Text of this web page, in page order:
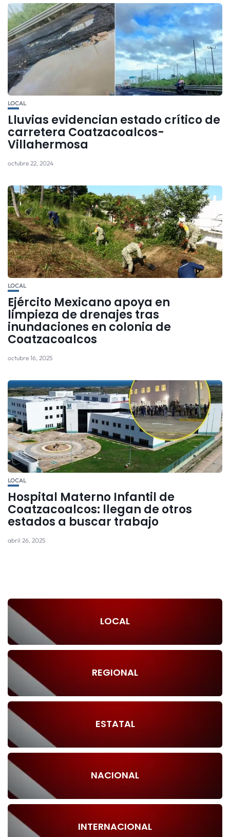
LOCAL
Lluvias evidencian estado crítico de
carretera Coatzacoalcos-
Villahermosa
octubre 22, 2024
LOCAL
Ejército Mexicano apoya en
limpieza de drenajes tras
inundaciones en colonia de
Coatzacoalcos
octubre 16, 2025
LOCAL
Hospital Materno Infantil de
Coatzacoalcos: llegan de otros
estados a buscar trabajo
abril 26, 2025
LOCAL
REGIONAL
ESTATAL
NACIONAL
INTERNACIONAL